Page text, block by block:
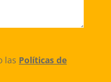
las Políticas de